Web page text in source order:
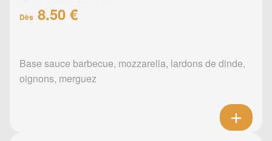
Dès 8.50 €
Base sauce barbecue, mozzarella, lardons de dinde,
oignons, merguez